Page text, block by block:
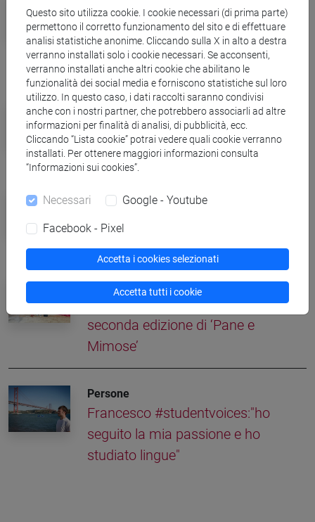
Giovedì 20 marzo lezioni aperte per
la Giornata Nazionale delle
Università
Eventi e cultura
Libri senza confini: dal 2 al 5 aprile
torna Incroci di civiltà
Campus
premi di tesi sulla violenza di genere
Eventi e cultura
Tre componimenti poetici vincono la
seconda edizione di ‘Pane e
Mimose’
Persone
Francesco #studentvoices:"ho
seguito la mia passione e ho
studiato lingue"
Questo sito utilizza cookie. I cookie necessari (di prima parte)
permettono il corretto funzionamento del sito e di effettuare
analisi statistiche anonime. Cliccando sulla X in alto a destra
verranno installati solo i cookie necessari. Se acconsenti,
verranno installati anche altri cookie che abilitano le
funzionalità dei social media e forniscono statistiche sul loro
utilizzo. In questo caso, i dati raccolti saranno condivisi
anche con i nostri partner, che potrebbero associarli ad altre
informazioni per finalità di analisi, di pubblicità, ecc.
Cliccando “Lista cookie” potrai vedere quali cookie verranno
installati. Per ottenere maggiori informazioni consulta
“Informazioni sui cookies”.
Necessari Google - Youtube
Facebook - Pixel
Accetta i cookies selezionati
Accetta tutti i cookie